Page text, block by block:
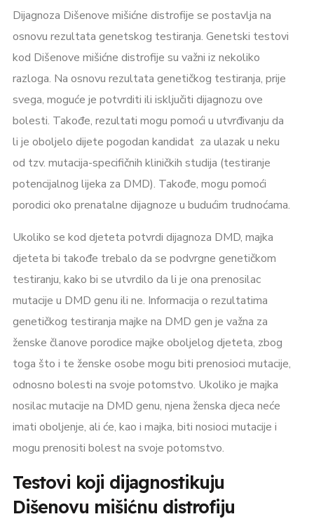
Dijagnoza Dišenove mišićne distrofije se postavlja na
osnovu rezultata genetskog testiranja. Genetski testovi
kod Dišenove mišićne distrofije su važni iz nekoliko
razloga. Na osnovu rezultata genetičkog testiranja, prije
svega, moguće je potvrditi ili isključiti dijagnozu ove
bolesti. Takođe, rezultati mogu pomoći u utvrđivanju da
li je oboljelo dijete pogodan kandidat za ulazak u neku
od tzv. mutacija-specifičnih kliničkih studija (testiranje
potencijalnog lijeka za DMD). Takođe, mogu pomoći
porodici oko prenatalne dijagnoze u budućim trudnoćama.
Ukoliko se kod djeteta potvrdi dijagnoza DMD, majka
djeteta bi takođe trebalo da se podvrgne genetičkom
testiranju, kako bi se utvrdilo da li je ona prenosilac
mutacije u DMD genu ili ne. Informacija o rezultatima
genetičkog testiranja majke na DMD gen je važna za
ženske članove porodice majke oboljelog djeteta, zbog
toga što i te ženske osobe mogu biti prenosioci mutacije,
odnosno bolesti na svoje potomstvo. Ukoliko je majka
nosilac mutacije na DMD genu, njena ženska djeca neće
imati oboljenje, ali će, kao i majka, biti nosioci mutacije i
mogu prenositi bolest na svoje potomstvo.
Testovi koji dijagnostikuju
Dišenovu mišićnu distrofiju